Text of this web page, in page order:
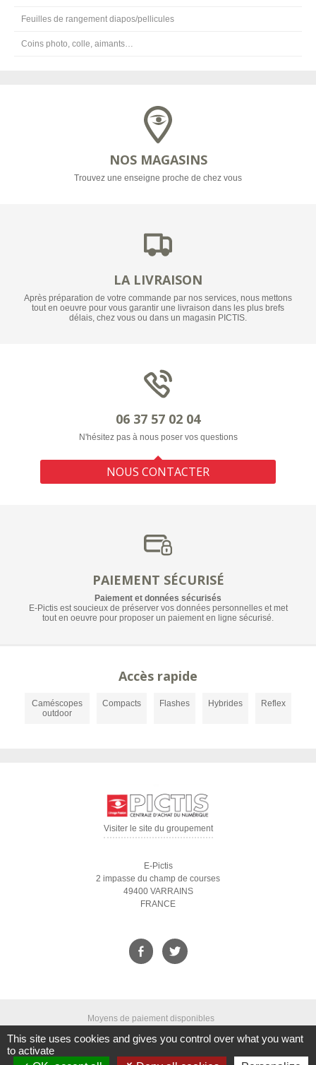
Feuilles de rangement diapos/pellicules
Coins photo, colle, aimants…
NOS MAGASINS
Trouvez une enseigne proche de chez vous
LA LIVRAISON
Après préparation de votre commande par nos services, nous mettons
tout en oeuvre pour vous garantir une livraison dans les plus brefs
délais, chez vous ou dans un magasin PICTIS.
06 37 57 02 04
N'hésitez pas à nous poser vos questions
NOUS CONTACTER
PAIEMENT SÉCURISÉ
Paiement et données sécurisés
E-Pictis est soucieux de préserver vos données personnelles et met
tout en oeuvre pour proposer un paiement en ligne sécurisé.
Accès rapide
Caméscopes
outdoor
Compacts Flashes Hybrides Reflex
Visiter le site du groupement
E-Pictis
2 impasse du champ de courses
49400 VARRAINS
FRANCE
Moyens de paiement disponibles
This site uses cookies and gives you control over what you want
to activate